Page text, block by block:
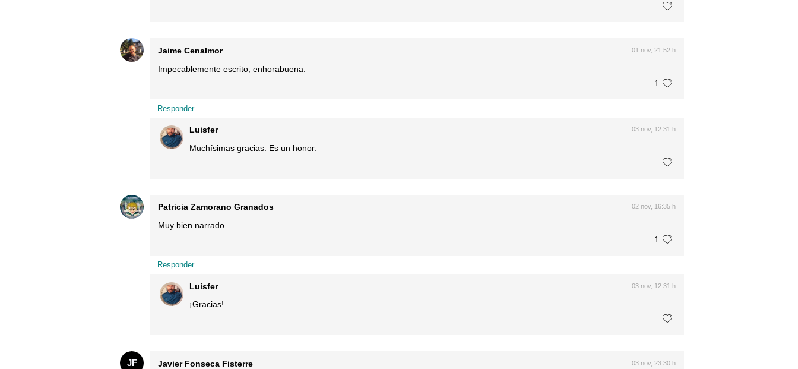
Jaime Cenalmor 01 nov, 21:52 h
Impecablemente escrito, enhorabuena.
1
Responder
Luisfer 03 nov, 12:31 h
Muchísimas gracias. Es un honor.
Patricia Zamorano Granados 02 nov, 16:35 h
Muy bien narrado.
1
Responder
Luisfer 03 nov, 12:31 h
¡Gracias!
JF Javier Fonseca Fisterre 03 nov, 23:30 h